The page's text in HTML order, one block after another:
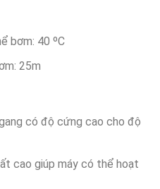
bơm: 40 ºC
25m
có độ cứng cao cho độ
cao giúp máy có thể hoạt